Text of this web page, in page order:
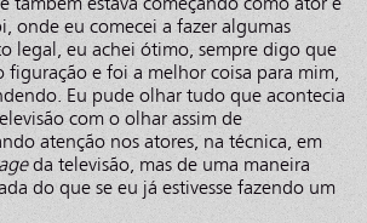
onde eu comecei a fazer algumas
legal, eu achei ótimo, sempre digo que
figuração e foi a melhor coisa para mim,
Eu pude olhar tudo que acontecia
com o olhar assim de
atenção nos atores, na técnica, em
da televisão, mas de uma maneira
do que se eu já estivesse fazendo um